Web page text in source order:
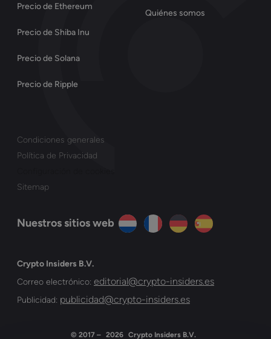
Precio de Ethereum
Precio de Shiba Inu
Precio de Solana
Precio de Ripple
Quiénes somos
Condiciones generales
Política de Privacidad
Sitemap
Nuestros sitios web
Crypto Insiders B.V.
Correo electrónico: editorial@crypto-insiders.es
Publicidad: publicidad@crypto-insiders.es
© 2017 – 2026 Crypto Insiders B.V.